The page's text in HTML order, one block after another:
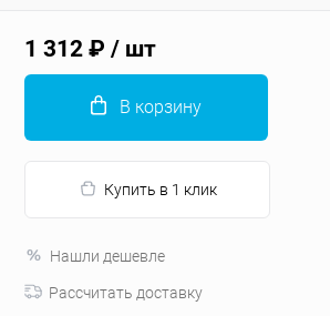
1 312 ₽ / шт
В корзину
Купить в 1 клик
Нашли дешевле
Рассчитать доставку